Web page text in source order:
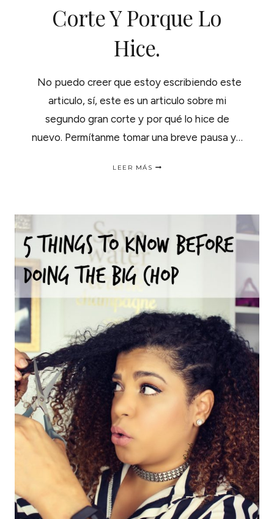
Corte Y Porque Lo
Hice.
No puedo creer que estoy escribiendo este
articulo, sí, este es un articulo sobre mi
segundo gran corte y por qué lo hice de
nuevo. Permítanme tomar una breve pausa y…
LEER MÁS
PORQUE
HICE.